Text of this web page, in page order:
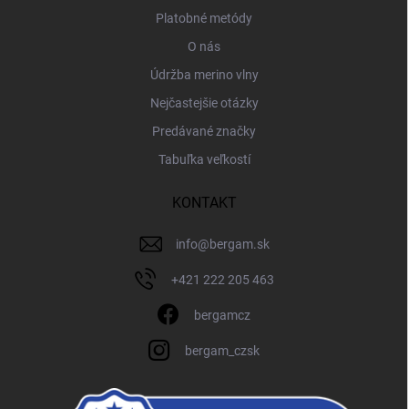
Platobné metódy
O nás
Údržba merino vlny
Nejčastejšie otázky
Predávané značky
Tabuľka veľkostí
KONTAKT
info@bergam.sk
+421 222 205 463
bergamcz
bergam_czsk